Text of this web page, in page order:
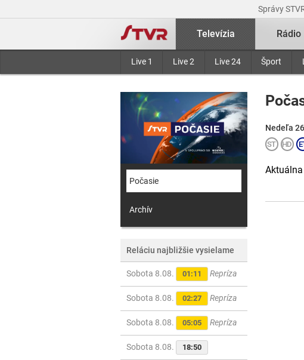
Správy
Televízia
Live 1 Live 2 Live 24 Šport
Rádio
Počasie
Archív
Reláciu najbližšie vysielame
Sobota 8.08. 01:11 Repríza
Sobota 8.08. 02:27 Repríza
Sobota 8.08. 05:05 Repríza
Sobota 8.08. 18:50
Nedeľa